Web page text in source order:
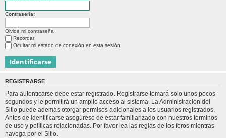
Contraseña:
Olvidé mi contraseña
Recordar
Ocultar mi estado de conexión en esta sesión
REGISTRARSE
Para autenticarse debe estar registrado. Registrarse tomará solo unos pocos
segundos y le permitirá un amplio acceso al sistema. La Administración del
Sitio puede además otorgar permisos adicionales a los usuarios registrados.
Antes de identificarse asegúrese de estar familiarizado con nuestros términos
de uso y políticas relacionadas. Por favor lea las reglas de los foros mientras
navega por el Sitio.